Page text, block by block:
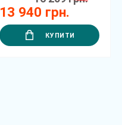
13 940 грн.
КУПИТИ